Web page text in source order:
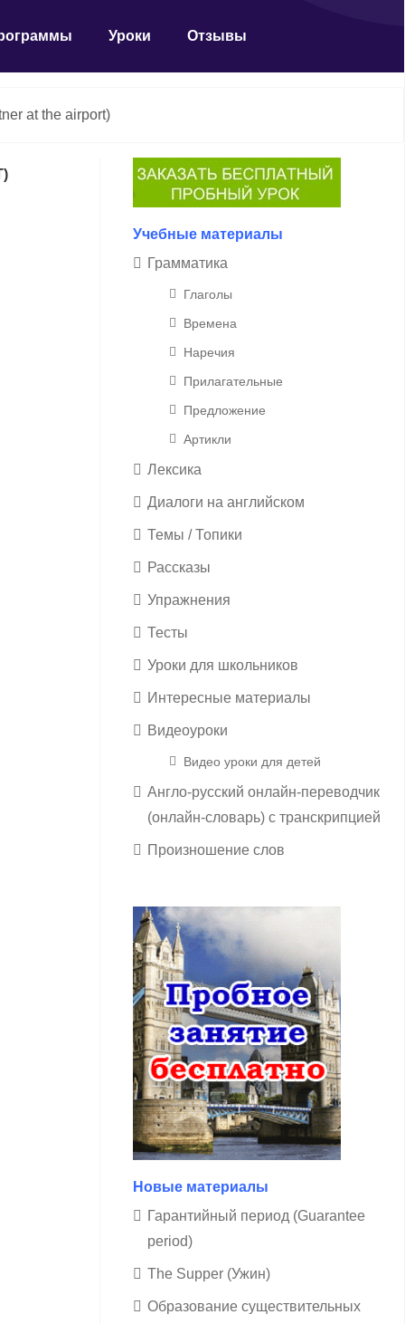
Уроки Отзывы
at the airport)
Учебные материалы
Грамматика
Глаголы
Времена
Наречия
Прилагательные
Предложение
Артикли
Лексика
Диалоги на английском
Темы / Топики
Рассказы
Упражнения
Тесты
Уроки для школьников
Интересные материалы
Видеоуроки
Видео уроки для детей
Англо-русский онлайн-переводчик
(онлайн-словарь) с транскрипцией
Произношение слов
Новые материалы
Гарантийный период (Guarantee
period)
The Supper (Ужин)
Образование существительных